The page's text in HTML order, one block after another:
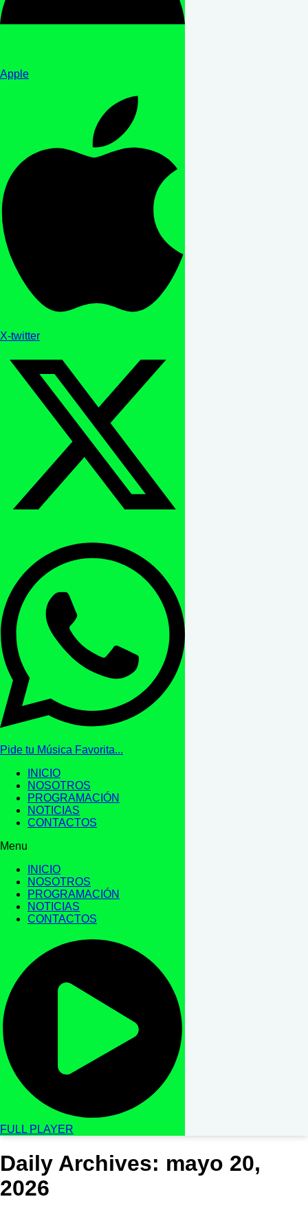
Apple
X-twitter
Pide tu Música Favorita...
INICIO
NOSOTROS
PROGRAMACIÓN
NOTICIAS
CONTACTOS
Menu
INICIO
NOSOTROS
PROGRAMACIÓN
NOTICIAS
CONTACTOS
FULL PLAYER
Daily Archives: mayo 20,
2026